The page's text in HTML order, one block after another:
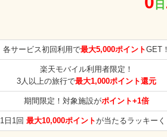
各サービス初回利用で最大5,000ポイントGET！
楽天モバイル利用者限定！
3人以上の旅行で最大1,000ポイント還元
期間限定！対象施設がポイント+1倍
1日1回 最大10,000ポイントが当たるラッキーく